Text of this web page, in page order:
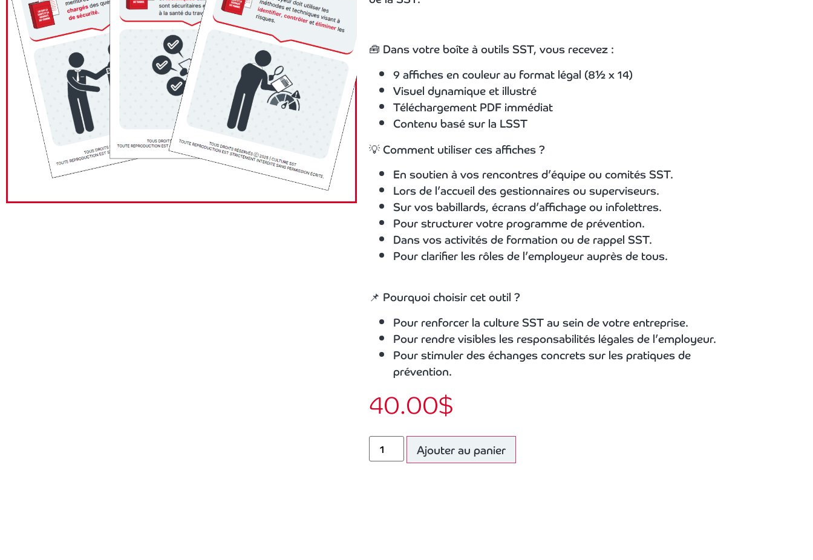
🧰 Dans votre boîte à outils SST, vous recevez :
9 affiches en couleur au format légal (8½ x 14)
Visuel dynamique et illustré
Téléchargement PDF immédiat
Contenu basé sur la LSST
💡 Comment utiliser ces affiches ?
En soutien à vos rencontres d’équipe ou comités SST.
Lors de l’accueil des gestionnaires ou superviseurs.
Sur vos babillards, écrans d’affichage ou infolettres.
Pour structurer votre programme de prévention.
Dans vos activités de formation ou de rappel SST.
Pour clarifier les rôles de l’employeur auprès de tous.
📌 Pourquoi choisir cet outil ?
Pour renforcer la culture SST au sein de votre entreprise.
Pour rendre visibles les responsabilités légales de l’employeur.
Pour stimuler des échanges concrets sur les pratiques de
prévention.
40.00$
Ajouter au panier